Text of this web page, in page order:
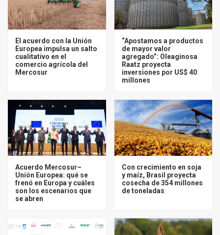
El acuerdo con la Unión
Europea impulsa un salto
cualitativo en el
comercio agrícola del
Mercosur
“Apostamos a productos
de mayor valor
agregado”: Oleaginosa
Raatz proyecta
inversiones por US$ 40
millones
Acuerdo Mercosur–
Unión Europea: qué se
frenó en Europa y cuáles
son los escenarios que
se abren
Con crecimiento en soja
y maíz, Brasil proyecta
cosecha de 354 millones
de toneladas